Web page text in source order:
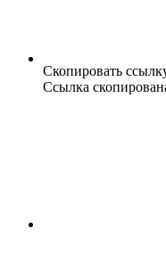
Скопировать
Ссылка